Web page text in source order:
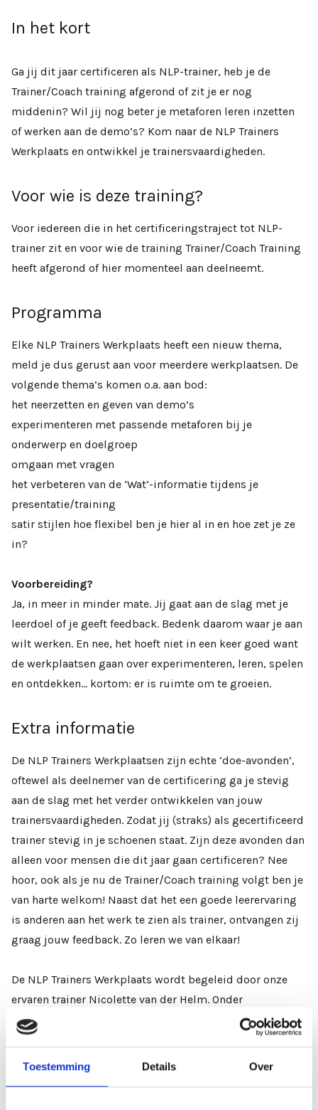
Toestemming Details Over
In het kort
Ga jij dit jaar certificeren als NLP-trainer, heb je de
Trainer/Coach training afgerond of zit je er nog
middenin? Wil jij nog beter je metaforen leren inzetten
of werken aan de demo’s? Kom naar de NLP Trainers
Werkplaats en ontwikkel je trainersvaardigheden.
Voor wie is deze training?
Voor iedereen die in het certificeringstraject tot NLP-
trainer zit en voor wie de training Trainer/Coach Training
heeft afgerond of hier momenteel aan deelneemt.
Programma
Elke NLP Trainers Werkplaats heeft een nieuw thema,
meld je dus gerust aan voor meerdere werkplaatsen. De
volgende thema’s komen o.a. aan bod:
het neerzetten en geven van demo’s
experimenteren met passende metaforen bij je
onderwerp en doelgroep
omgaan met vragen
het verbeteren van de ‘Wat’-informatie tijdens je
presentatie/training
satir stijlen hoe flexibel ben je hier al in en hoe zet je ze
in?
Voorbereiding?
Ja, in meer in minder mate. Jij gaat aan de slag met je
leerdoel of je geeft feedback. Bedenk daarom waar je aan
wilt werken. En nee, het hoeft niet in een keer goed want
de werkplaatsen gaan over experimenteren, leren, spelen
en ontdekken… kortom: er is ruimte om te groeien.
Extra informatie
De NLP Trainers Werkplaatsen zijn echte ‘doe-avonden’,
oftewel als deelnemer van de certificering ga je stevig
aan de slag met het verder ontwikkelen van jouw
trainersvaardigheden. Zodat jij (straks) als gecertificeerd
trainer stevig in je schoenen staat. Zijn deze avonden dan
alleen voor mensen die dit jaar gaan certificeren? Nee
hoor, ook als je nu de Trainer/Coach training volgt ben je
van harte welkom! Naast dat het een goede leerervaring
is anderen aan het werk te zien als trainer, ontvangen zij
graag jouw feedback. Zo leren we van elkaar!
De NLP Trainers Werkplaats wordt begeleid door onze
ervaren trainer Nicolette van der Helm. Onder
begeleiding van Nicolette ga je met elkaar aan de slag
om je trainersvaardigheden verder te ontwikkelen èn
ontvang je hierop feedback.